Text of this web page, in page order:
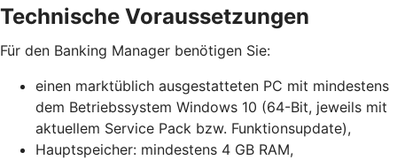
Technische Voraussetzungen
Für den Banking Manager benötigen Sie:
einen marktüblich ausgestatteten PC mit mindestens
dem Betriebssystem Windows 10 (64-Bit, jeweils mit
aktuellem Service Pack bzw. Funktionsupdate),
Hauptspeicher: mindestens 4 GB RAM,